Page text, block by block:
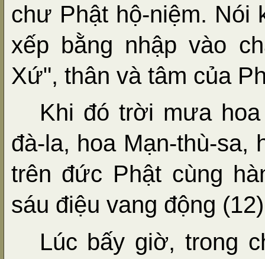
chư Phật hộ-niệm. Nói
xếp bằng nhập vào
Xứ", thân và tâm của
Khi đó trời mưa
đà-la, hoa Mạn-thù-sa,
trên đức Phật cùng
sáu điệu vang động
Lúc bấy giờ, trong